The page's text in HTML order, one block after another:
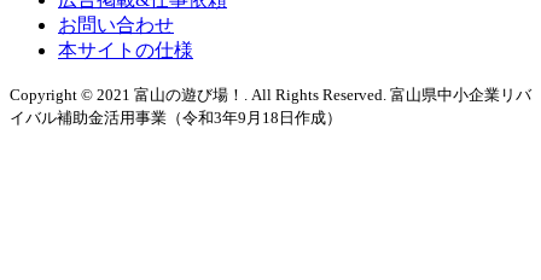
お問い合わせ
本サイトの仕様
Copyright © 2021 富山の遊び場！. All Rights Reserved. 富山県中小企業リバ
イバル補助金活用事業（令和3年9月18日作成）